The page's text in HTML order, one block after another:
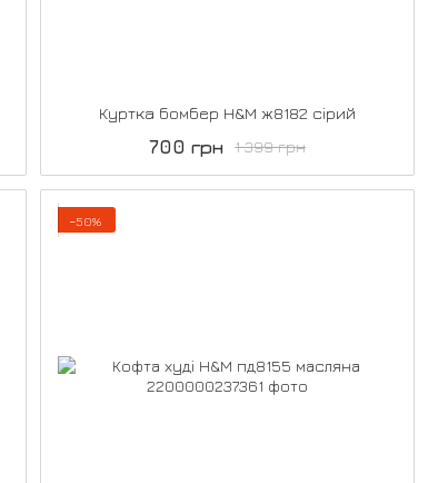
Куртка бомбер H&M ж8182 сірий
1 399 грн
700 грн
−50%